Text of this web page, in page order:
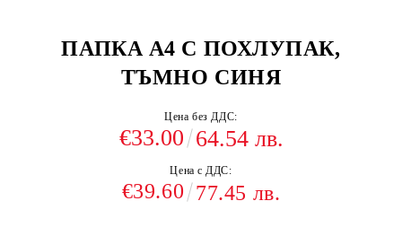
ПАПКА А4 С ПОХЛУПАК,
ТЪМНО СИНЯ
Цена без ДДС:
€33.00 64.54 лв.
Цена с ДДС:
€39.60 77.45 лв.